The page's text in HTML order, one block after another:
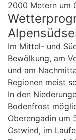
2000 Metern um
Im Mittel- und
Bewölkung, am
und am
Regionen meist
In den
Bodenfrost
Oberengadin um
Ostwind, im